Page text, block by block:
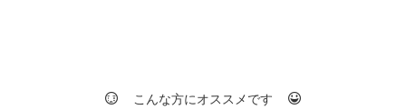
こんな方にオススメです